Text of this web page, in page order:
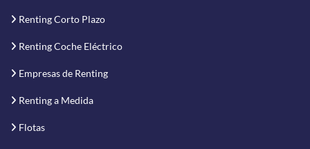
Renting Corto Plazo
Renting Coche Eléctrico
Empresas de Renting
Renting a Medida
Flotas